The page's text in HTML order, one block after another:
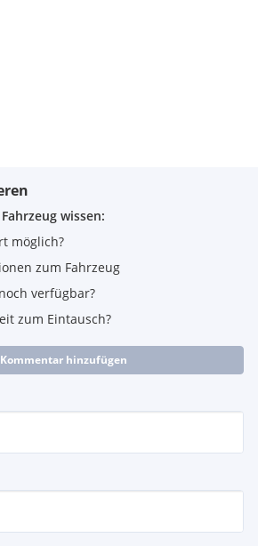
wissen:
möglich?
zum Fahrzeug
verfügbar?
zum Eintausch?
hinzufügen